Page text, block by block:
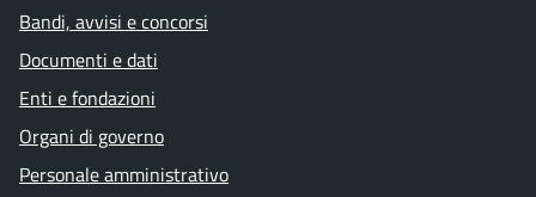
Bandi, avvisi e concorsi
Documenti e dati
Enti e fondazioni
Organi di governo
Personale amministrativo